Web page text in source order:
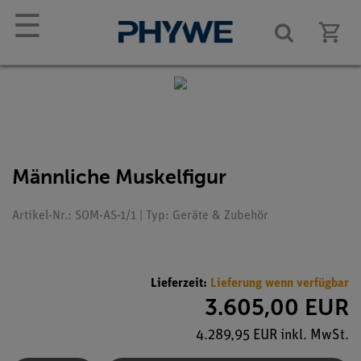
☰
Männliche Muskelfigur
Artikel-Nr.: SOM-AS-1/1 | Typ: Geräte & Zubehör
Lieferzeit: Lieferung wenn verfügbar
3.605,00 EUR
4.289,95 EUR inkl. MwSt.